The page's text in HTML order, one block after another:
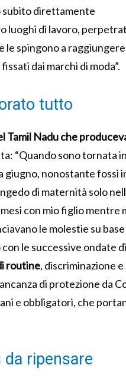
subito direttamente
luoghi di lavoro,
le spingono a raggiungere
dai marchi di moda”.
tutto
Tamil Nadu che
“Quando sono tornata
nonostante fossi
di maternità solo
con mio figlio mentre
le molestie su
le successive ondate di
routine, discriminazione
di protezione da
e obbligatori, che
ripensare